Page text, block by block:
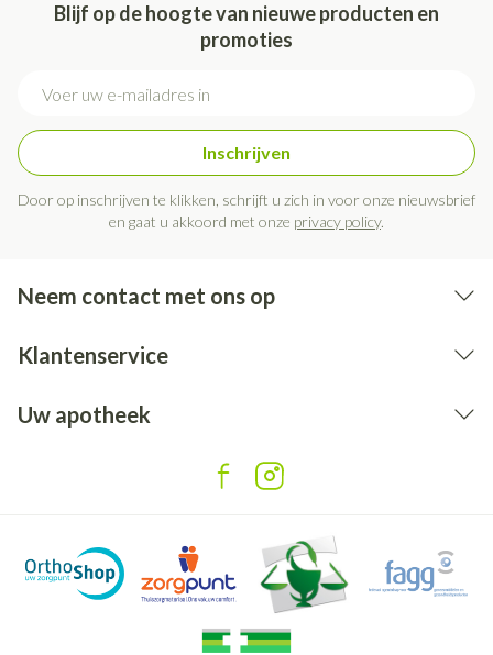
Blijf op de hoogte van nieuwe producten en
promoties
Inschrijven
Door op inschrijven te klikken, schrijft u zich in voor onze nieuwsbrief
en gaat u akkoord met onze privacy policy.
Neem contact met ons op
Klantenservice
Uw apotheek